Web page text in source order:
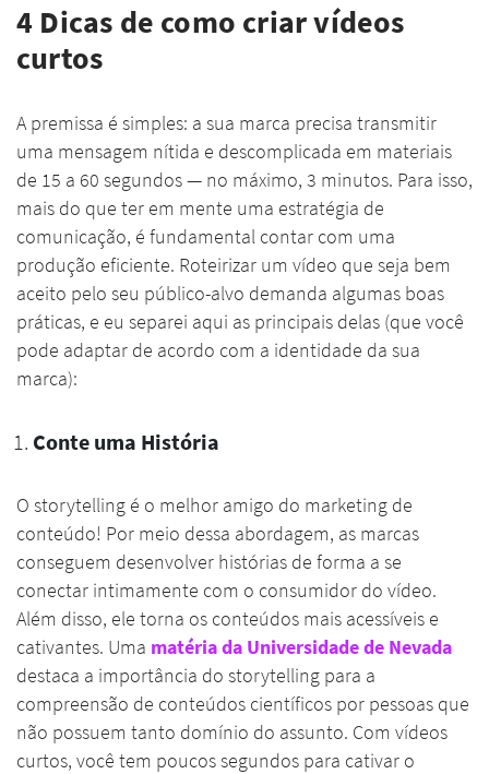
4 Dicas de como criar vídeos
curtos
A premissa é simples: a sua marca precisa transmitir
uma mensagem nítida e descomplicada em materiais
de 15 a 60 segundos — no máximo, 3 minutos. Para isso,
mais do que ter em mente uma estratégia de
comunicação, é fundamental contar com uma
produção eficiente. Roteirizar um vídeo que seja bem
aceito pelo seu público-alvo demanda algumas boas
práticas, e eu separei aqui as principais delas (que você
pode adaptar de acordo com a identidade da sua
marca):
Conte uma História
O storytelling é o melhor amigo do marketing de
conteúdo! Por meio dessa abordagem, as marcas
conseguem desenvolver histórias de forma a se
conectar intimamente com o consumidor do vídeo.
Além disso, ele torna os conteúdos mais acessíveis e
cativantes. Uma matéria da Universidade de Nevada
destaca a importância do storytelling para a
compreensão de conteúdos científicos por pessoas que
não possuem tanto domínio do assunto. Com vídeos
curtos, você tem poucos segundos para cativar o